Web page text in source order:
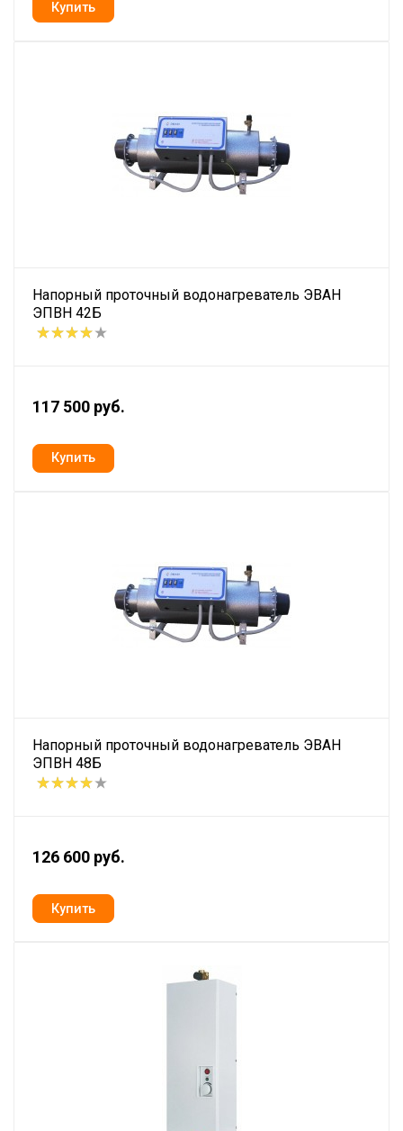
Напорный проточный водонагреватель ЭВАН
ЭПВН 42Б
117 500 руб.
Напорный проточный водонагреватель ЭВАН
ЭПВН 48Б
126 600 руб.